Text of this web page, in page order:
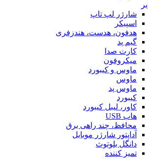
شارژر لپ تاپ
اسپیکر
هدفون، هدست، هندزفری
گیم پد
کارت صدا
میکروفون
ماوس و کیبورد
ماوس
ماوس پد
کیبورد
کاور، لیبل کیبورد
هاب USB
محافظ، چند راهی برق
آداپتور شارژر موبایل
دانگل بلوتوث
تمیز کننده